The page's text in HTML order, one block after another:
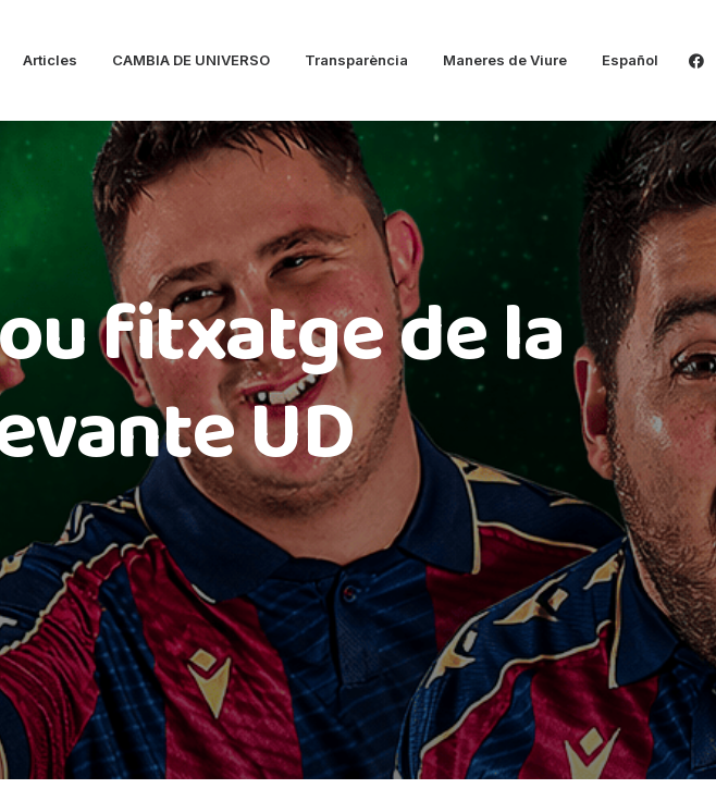
Articles CAMBIA DE UNIVERSO Transparència Maneres de Viure Español
fitxatge de la
UD